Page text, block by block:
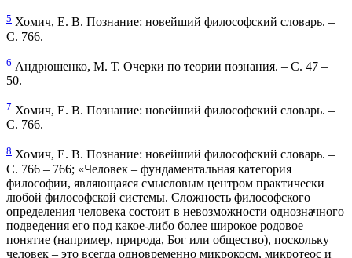
5 Хомич, Е. В. Познание: новейший философский словарь. –
С. 766.
6 Андрюшенко, М. Т. Очерки по теории познания. – С. 47 –
50.
7 Хомич, Е. В. Познание: новейший философский словарь. –
С. 766.
8 Хомич, Е. В. Познание: новейший философский словарь. –
С. 766 – 766; «Человек – фундаментальная категория
философии, являющаяся смысловым центром практически
любой философской системы. Сложность философского
определения человека состоит в невозможности однозначного
подведения его под какое-либо более широкое родовое
понятие (например, природа, Бог или общество), поскольку
человек – это всегда одновременно микрокосм, микротеос и